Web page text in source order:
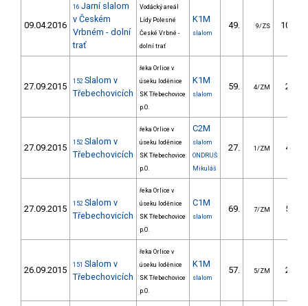
09.04.2016
16 Jarní slalom
v Českém
Vrbném - dolní
trať
Vodácký areál
Lídy Polesné
České Vrbné -
dolní trať
K1M
slalom
49. 9/ZS 107.47
27.09.2015 152 Slalom v
Třebechovicích
řeka Orlice v
úseku loděnice
SK Třebechovice
p.O.
K1M
slalom
59. 4/ZM 24.60
27.09.2015 152 Slalom v
Třebechovicích
řeka Orlice v
úseku loděnice
SK Třebechovice
p.O.
C2M
slalom
ONDRUŠ
Mikuláš
27. 1/ZM 47.20
27.09.2015 152 Slalom v
Třebechovicích
řeka Orlice v
úseku loděnice
SK Třebechovice
p.O.
C1M
slalom
69. 7/ZM 51.40
26.09.2015 151 Slalom v
Třebechovicích
řeka Orlice v
úseku loděnice
SK Třebechovice
p.O.
K1M
slalom
57. 5/ZM 26.80